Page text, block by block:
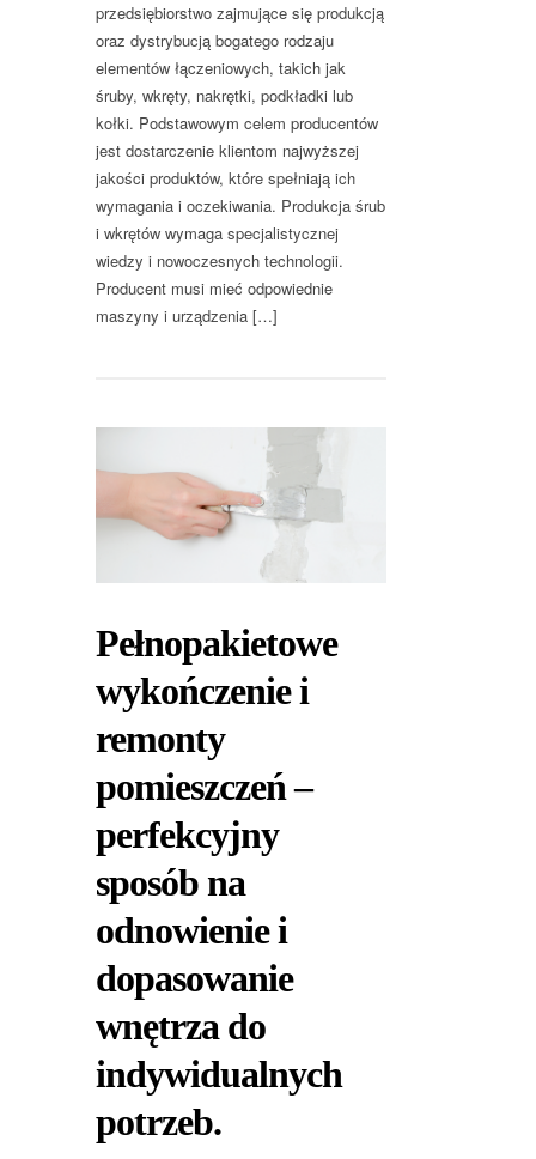
przedsiębiorstwo zajmujące się produkcją
oraz dystrybucją bogatego rodzaju
elementów łączeniowych, takich jak
śruby, wkręty, nakrętki, podkładki lub
kołki. Podstawowym celem producentów
jest dostarczenie klientom najwyższej
jakości produktów, które spełniają ich
wymagania i oczekiwania. Produkcja śrub
i wkrętów wymaga specjalistycznej
wiedzy i nowoczesnych technologii.
Producent musi mieć odpowiednie
maszyny i urządzenia […]
Pełnopakietowe
wykończenie i
remonty
pomieszczeń –
perfekcyjny
sposób na
odnowienie i
dopasowanie
wnętrza do
indywidualnych
potrzeb.